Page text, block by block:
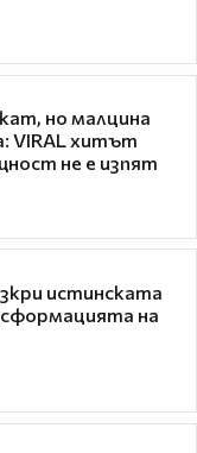
но малцина
VIRAL хитът
не е изпят
истинската
на